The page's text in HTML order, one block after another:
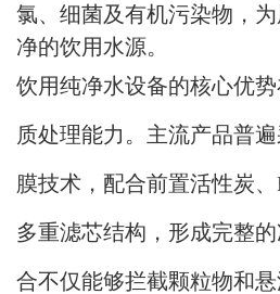
氯、细菌及有机污染物，
净的饮用水源。
饮用纯净水设备的核心优
质处理能力。主流产品普遍
膜技术，配合前置活性炭
多重滤芯结构，形成完整
合不仅能够拦截颗粒物和